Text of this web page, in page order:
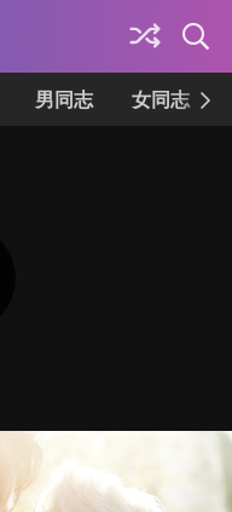
男同志 女同志